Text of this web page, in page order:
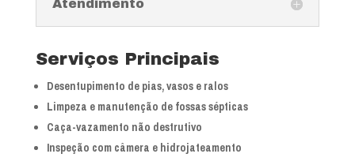
Atendimento
Serviços Principais
Desentupimento de pias, vasos e ralos
Limpeza e manutenção de fossas sépticas
Caça-vazamento não destrutivo
Inspeção com câmera e hidrojateamento